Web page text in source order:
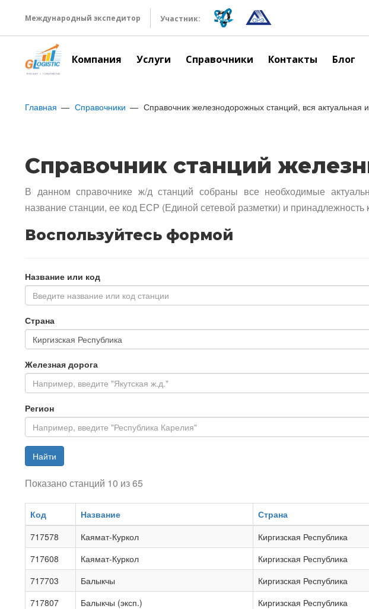
Международный экспедитор Участник:
Компания Услуги Справочники Контакты Блог
Главная Справочники Справочник железнодорожных станций, вся
Справочник станций
В данном справочнике ж/д станций собраны все необходимые
название станции, ее код ЕСР (Единой сетевой разметки) и принадлежность
Воспользуйтесь формой
Название или код
Введите название или код станции
Страна
Железная дорога
Регион
Найти
Показано станций 10 из 65
Код Название Страна
717578
Каямат-Куркол Киргизская Республика
717608
Каямат-Куркол Киргизская Республика
717703
Балыкчы Киргизская Республика
717807
Балыкчы (эксп.) Киргизская Республика